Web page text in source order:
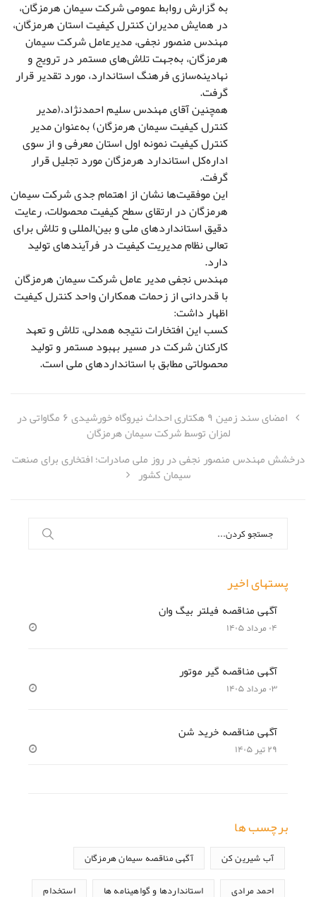
به گزارش روابط عمومی شرکت سیمان هرمزگان،
در همایش مدیران کنترل کیفیت استان هرمزگان،
مهندس منصور نجفی، مدیرعامل شرکت سیمان
هرمزگان، به‌جهت تلاش‌های مستمر در ترویج و
نهادینه‌سازی فرهنگ استاندارد، مورد تقدیر قرار
گرفت.
همچنین آقای مهندس سلیم احمدنژاد،(مدیر
کنترل کیفیت سیمان هرمزگان) به‌عنوان مدیر
کنترل کیفیت نمونه اول استان معرفی و از سوی
اداره‌کل استاندارد هرمزگان مورد تجلیل قرار
گرفت.
این موفقیت‌ها نشان از اهتمام جدی شرکت سیمان
هرمزگان در ارتقای سطح کیفیت محصولات، رعایت
دقیق استانداردهای ملی و بین‌المللی و تلاش برای
تعالی نظام مدیریت کیفیت در فرآیندهای تولید
دارد.
مهندس نجفی مدیر عامل شرکت سیمان هرمزگان
با قدردانی از زحمات همکاران واحد کنترل کیفیت
اظهار داشت:
کسب این افتخارات نتیجه همدلی، تلاش و تعهد
کارکنان شرکت در مسیر بهبود مستمر و تولید
محصولاتی مطابق با استانداردهای ملی است.
امضای سند زمین ۹ هکتاری احداث نیروگاه خورشیدی ۶ مگاواتی در
لمزان توسط شرکت سیمان هرمزگان
درخشش مهندس منصور نجفی در روز ملی صادرات؛ افتخاری برای صنعت
سیمان کشور
برای:
پستهای اخیر
آگهی مناقصه فیلتر بیگ وان
۰۴ مرداد ۱۴۰۵
آگهی مناقصه گیر موتور
۰۳ مرداد ۱۴۰۵
آگهی مناقصه خرید شن
۲۹ تیر ۱۴۰۵
برچسب ها
آب شیرین کن آگهی مناقصه سیمان هرمزگان
احمد مرادی استانداردها و گواهینامه ها استخدام